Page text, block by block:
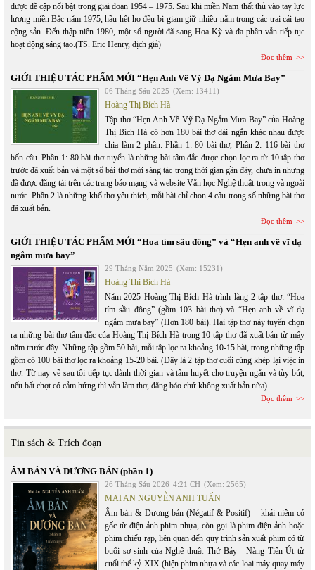
được đề cập nổi bật trong giai đoạn 1954 – 1975. Sau khi miền Nam thất thủ vào tay lực
lượng miền Bắc năm 1975, hầu hết họ đều bị giam giữ nhiều năm trong các trại cải tạo
cộng sản. Đến thập niên 1980, một số người đã sang Hoa Kỳ và đa phần vẫn tiếp tục
hoạt động sáng tạo.(TS. Eric Henry, dịch giả)
Đọc thêm
GIỚI THIỆU TÁC PHẨM MỚI “Hẹn Anh Về Vỹ Dạ Ngắm Mưa Bay”
06 Tháng Sáu 2025 (Xem: 13411)
Hoàng Thị Bích Hà
Tập thơ “Hẹn Anh Về Vỹ Dạ Ngắm Mưa Bay” của Hoàng
Thị Bích Hà có hơn 180 bài thơ dài ngắn khác nhau được
chia làm 2 phần: Phần 1: 80 bài thơ, Phần 2: 116 bài thơ
bốn câu. Phần 1: 80 bài thơ tuyển là những bài tâm đắc được chọn lọc ra từ 10 tập thơ
trước đã xuất bản và một số bài thơ mới sáng tác trong thời gian gần đây, chưa in nhưng
đã được đăng tải trên các trang báo mạng và website Văn học Nghệ thuật trong và ngoài
nước. Phần 2 là những khổ thơ yêu thích, mỗi bài chỉ chon 4 câu trong số những bài thơ
đã xuất bản.
Đọc thêm
GIỚI THIỆU TÁC PHẨM MỚI “Hoa tím sầu đông” và “Hẹn anh về vĩ dạ
ngắm mưa bay”
29 Tháng Năm 2025 (Xem: 15231)
Hoàng Thị Bích Hà
Năm 2025 Hoàng Thị Bích Hà trình làng 2 tập thơ: “Hoa
tím sầu đông” (gồm 103 bài thơ) và “Hẹn anh về vĩ dạ
ngắm mưa bay” (Hơn 180 bài). Hai tập thơ này tuyển chọn
ra những bài thơ tâm đắc của Hoàng Thị Bích Hà trong 10 tập thơ đã xuất bản từ mấy
năm trước đây. Những tập gồm 50 bài, mỗi tập lọc ra khoảng 10-15 bài, trong những tập
gồm có 100 bài thơ lọc ra khoảng 15-20 bài. (Đây là 2 tập thơ cuối cùng khép lại việc in
thơ. Từ nay về sau tôi tiếp tục dành thời gian và tâm huyết cho truyện ngắn và tùy bút,
nếu bất chợt có cảm hứng thì vẫn làm thơ, đăng báo chứ không xuất bản nữa).
Đọc thêm
Tin sách & Trích đoạn
ÂM BẢN VÀ DƯƠNG BẢN (phần 1)
26 Tháng Sáu 2026 4:21 CH (Xem: 2565)
MAI AN NGUYỄN ANH TUẤN
Âm bản & Dương bản (Négatif & Positif) – khái niệm có
gốc từ điện ảnh phim nhựa, còn gọi là phim điện ảnh hoặc
phim chiếu rạp, liên quan đến quy trình sản xuất phim có từ
buổi sơ sinh của Nghệ thuật Thứ Bảy - Nàng Tiên Út từ
cuối thế kỷ XIX (hiện phim nhựa và các loại máy quay máy